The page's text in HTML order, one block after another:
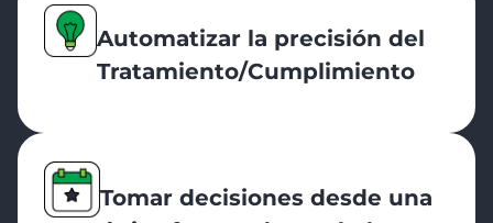
Automatizar la precisión del
Tratamiento/Cumplimiento
Tomar decisiones desde una